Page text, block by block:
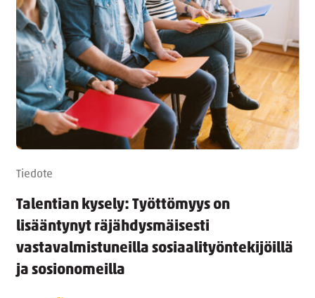
Tiedote
Talentian kysely: Työttömyys on
lisääntynyt räjähdysmäisesti
vastavalmistuneilla sosiaalityöntekijöillä
ja sosionomeilla